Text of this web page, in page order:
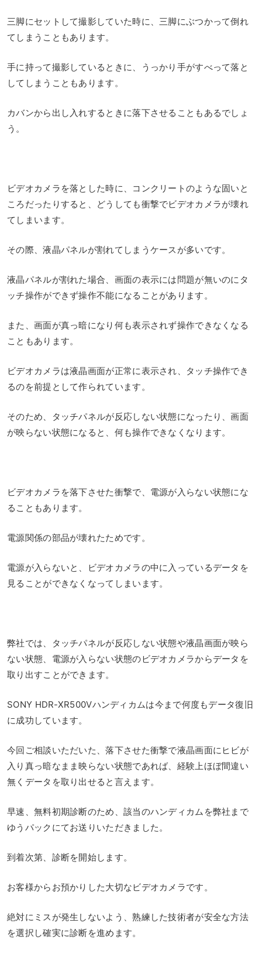
三脚にセットして撮影していた時に、三脚にぶつかって倒れ
てしまうこともあります。
手に持って撮影しているときに、うっかり手がすべって落と
してしまうこともあります。
カバンから出し入れするときに落下させることもあるでしょ
う。
ビデオカメラを落とした時に、コンクリートのような固いと
ころだったりすると、どうしても衝撃でビデオカメラが壊れ
てしまいます。
その際、液晶パネルが割れてしまうケースが多いです。
液晶パネルが割れた場合、画面の表示には問題が無いのにタ
ッチ操作ができず操作不能になることがあります。
また、画面が真っ暗になり何も表示されず操作できなくなる
こともあります。
ビデオカメラは液晶画面が正常に表示され、タッチ操作でき
るのを前提として作られています。
そのため、タッチパネルが反応しない状態になったり、画面
が映らない状態になると、何も操作できなくなります。
ビデオカメラを落下させた衝撃で、電源が入らない状態にな
ることもあります。
電源関係の部品が壊れたためです。
電源が入らないと、ビデオカメラの中に入っているデータを
見ることができなくなってしまいます。
弊社では、タッチパネルが反応しない状態や液晶画面が映ら
ない状態、電源が入らない状態のビデオカメラからデータを
取り出すことができます。
SONY HDR-XR500Vハンディカムは今まで何度もデータ復旧
に成功しています。
今回ご相談いただいた、落下させた衝撃で液晶画面にヒビが
入り真っ暗なまま映らない状態であれば、経験上ほぼ間違い
無くデータを取り出せると言えます。
早速、無料初期診断のため、該当のハンディカムを弊社まで
ゆうパックにてお送りいただきました。
到着次第、診断を開始します。
お客様からお預かりした大切なビデオカメラです。
絶対にミスが発生しないよう、熟練した技術者が安全な方法
を選択し確実に診断を進めます。